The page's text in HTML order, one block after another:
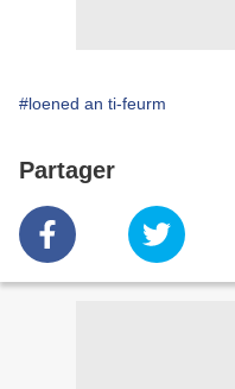
#loened an ti-feurm
Partager